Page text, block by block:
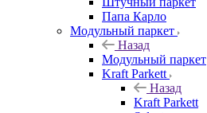
Папа Карло
Модульный паркет
Назад
Модульный паркет
Kraft Parkett
Назад
Kraft Parkett